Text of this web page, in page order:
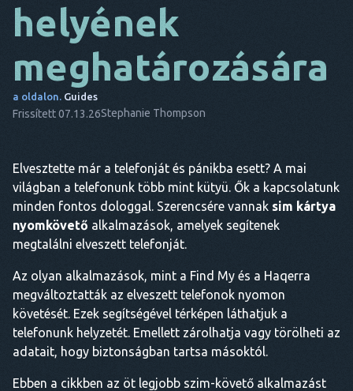
helyének
meghatározására
a oldalon. Guides
Frissített 07.13.26Stephanie Thompson
Elvesztette már a telefonját és pánikba esett? A mai
világban a telefonunk több mint kütyü. Ők a kapcsolatunk
minden fontos dologgal. Szerencsére vannak sim kártya
nyomkövető alkalmazások, amelyek segítenek
megtalálni elveszett telefonját.
Az olyan alkalmazások, mint a Find My és a Haqerra
megváltoztatták az elveszett telefonok nyomon
követését. Ezek segítségével térképen láthatjuk a
telefonunk helyzetét. Emellett zárolhatja vagy törölheti az
adatait, hogy biztonságban tartsa másoktól.
Ebben a cikkben az öt legjobb szim-követő alkalmazást